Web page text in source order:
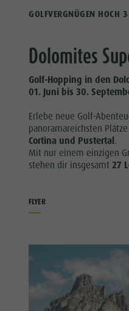
GOLFVERGNÜGEN HOCH 3
Dolomites
Golf-Hopping in den
01. Juni bis 30.
Erlebe neue Golf-
panoramareichsten
Cortina und Pustertal.
Mit nur einem einzigen
stehen dir insgesamt27
FLYER